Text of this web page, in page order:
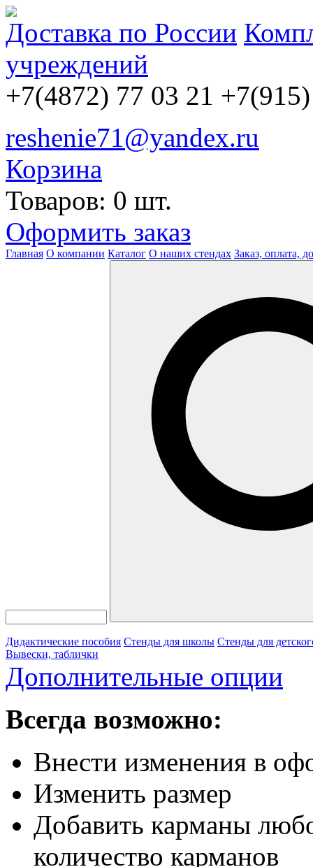
Доставка по России
учреждений
+7(4872) 77 03 21
reshenie71@yandex.ru
Корзина
Товаров: 0 шт.
Оформить заказ
Главная О компании Каталог О наших стендах Заказ, оплата,
Дидактические пособия Стенды для школы Стенды для
Вывески, таблички
Дополнительные опции
Всегда возможно:
Внести изменения в
Изменить размер
Добавить карманы
количество карманов